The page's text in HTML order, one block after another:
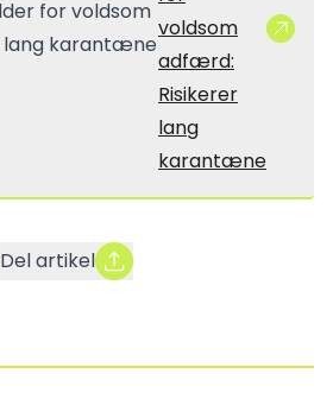
voldsom
adfærd:
Risikerer
lang
karantæne
Del artikel